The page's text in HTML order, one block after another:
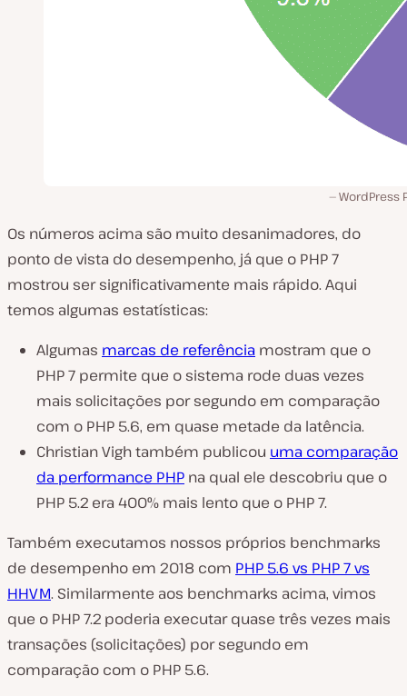
WordPress
Os números acima são muito desanimadores, do
ponto de vista do desempenho, já que o PHP 7
mostrou ser significativamente mais rápido. Aqui
temos algumas estatísticas:
Algumas marcas de referência mostram que o
PHP 7 permite que o sistema rode duas vezes
mais solicitações por segundo em comparação
com o PHP 5.6, em quase metade da latência.
Christian Vigh também publicou uma comparação
da performance PHP na qual ele descobriu que o
PHP 5.2 era 400% mais lento que o PHP 7.
Também executamos nossos próprios benchmarks
de desempenho em 2018 com PHP 5.6 vs PHP 7 vs
HHVM. Similarmente aos benchmarks acima, vimos
que o PHP 7.2 poderia executar quase três vezes mais
transações (solicitações) por segundo em
comparação com o PHP 5.6.